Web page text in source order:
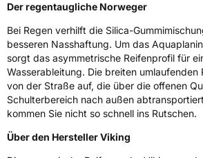
Rollgeräusch (dB)70
FahrzeugklasseC1
3PMSF / Schneeflockensymbol / Alpine-
EisgripNein
EPREL ID493258
Allgemeine Produktsicherheit (GPSR)
Der regentaugliche Norweger
Bei Regen verhilft die Silica-
besseren Nasshaftung. Um das
sorgt das asymmetrische Reifenprofil für
Wasserableitung. Die breiten umlaufenden
von der Straße auf, die über die offenen
Schulterbereich nach außen
kommen Sie nicht so schnell ins Rutschen.
Über den Hersteller Viking